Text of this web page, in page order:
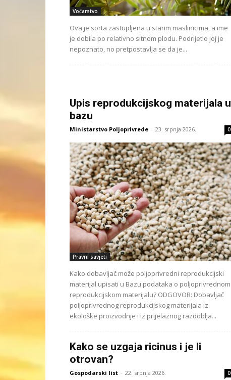
Voćarstvo
Ova je sorta zastupljena u starim maslinicima, a ime
je dobila po relativno sitnom plodu. Podrijetlo joj je
nepoznato, no pretpostavlja se da je...
Upis reprodukcijskog materijala u
bazu
Ministarstvo Poljoprivrede - 23. srpnja 2026. 0
Pravni savjeti
Kako dobavljač može poljoprivredni reprodukcijski
materijal upisati u Bazu podataka o poljoprivrednom
reprodukcijskom materijalu? ODGOVOR: Dobavljač
poljoprivrednog reprodukcijskog materijala iz
ekološke proizvodnje i iz prijelaznog razdoblja...
Kako se uzgaja ricinus i je li
otrovan?
Gospodarski list - 22. srpnja 2026. 0